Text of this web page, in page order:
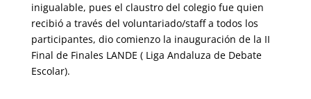
inigualable, pues el claustro del colegio fue quien
recibió a través del voluntariado/staff a todos los
participantes, dio comienzo la inauguración de la II
Final de Finales LANDE ( Liga Andaluza de Debate
Escolar).